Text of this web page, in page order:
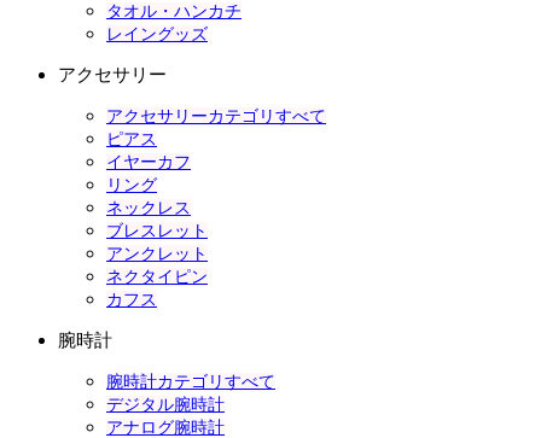
タオル・ハンカチ
レイングッズ
アクセサリー
アクセサリーカテゴリすべて
ピアス
イヤーカフ
リング
ネックレス
ブレスレット
アンクレット
ネクタイピン
カフス
腕時計
腕時計カテゴリすべて
デジタル腕時計
アナログ腕時計